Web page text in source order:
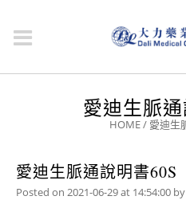
愛迪生脈
HOME/ 愛迪生
愛迪生脈通說明書60S
Posted on 2021-06-29 at 14:54:00 by